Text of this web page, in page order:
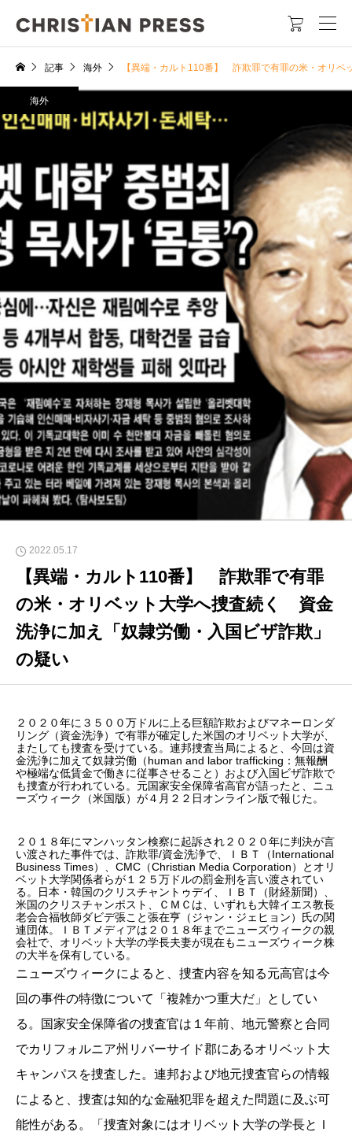

記事 海外 【異端・カルト110番】 詐欺罪で有罪の米・オリ
海外
2022.05.17
【異端・カルト110番】 詐欺罪で有罪
の米・オリベット大学へ捜査続く 資金
洗浄に加え「奴隷労働・入国ビザ詐欺」
の疑い
２０２０年に ３５００万ドルに上る巨額詐欺およびマネーロンダ
リング（資金洗浄）で有罪が確定した米国のオリベット大学が、
またしても捜査を受けている。連邦捜査当局によると、今回は資
金洗浄に加えて奴隷労働（human and labor trafficking ：無報酬
や極端な低賃金で働きに従事させること）および入国ビザ詐欺で
も捜査が行われている。元国家安全保障省高官が語ったと、ニュ
ーズウィーク（米国版）が４ 月 ２２ 日オンライン版で報じた。
２０１８年にマンハッタン検察に起訴され２０２０年に判決が言
い渡された事件では、詐欺罪/資金洗浄で、 ＩＢＴ （International
Business Times）、 CMC （Christian Media Corporation）とオリ
ベット大学関係者らが１２５万ドルの罰金刑を言い渡されてい
る。日本・韓国のクリスチャントゥデイ、
ＩＢＴ
（財経新聞）、
米国のクリスチャンポスト、
ＣＭＣ は、いずれも大韓イエス教長
老会合福牧師ダビデ張こと張在亨（ジャン・ジェヒョン）氏の関
連団体。
ＩＢＴ メディアは ２０１８年までニューズウィークの親
会社で、オリベット大学の学長夫妻が現在もニューズウィーク株
の大半を保有している。
ニューズウィークによると、捜査内容を知る元高官は今
回の事件の特徴について「複雑かつ重大だ」としてい
る。国家安全保障省の捜査官は１年前、地元警察と合同
でカリフォルニア州リバーサイド郡にあるオリベット大
キャンパスを捜査した。連邦および地元捜査官らの情報
によると、捜査は知的な金融犯罪を超えた問題に及ぶ可
能性がある。「捜査対象にはオリベット大学の学長と Ｉ